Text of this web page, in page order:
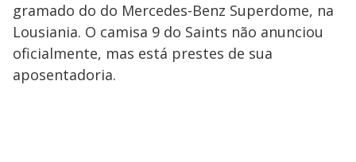
gramado do do Mercedes-Benz Superdome, na
Lousiania. O camisa 9 do Saints não anunciou
oficialmente, mas está prestes de sua
aposentadoria.